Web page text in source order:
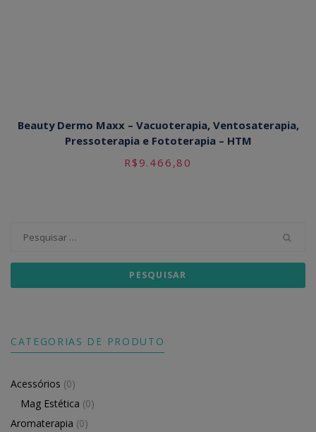
Beauty Dermo Maxx – Vacuoterapia, Ventosaterapia,
Pressoterapia e Fototerapia – HTM
R$ 9.466,80
por:
CATEGORIAS DE PRODUTO
Acessórios (0)
Mag Estética (0)
Aromaterapia (0)